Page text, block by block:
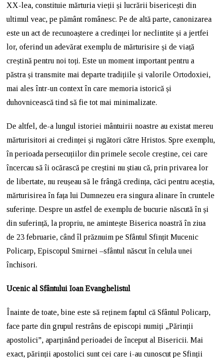
XX-lea, constituie mărturia vieții și lucrării bisericești din
ultimul veac, pe pământ românesc. Pe de altă parte, canonizarea
este un act de recunoaștere a credinței lor neclintite și a jertfei
lor, oferind un adevărat exemplu de mărturisire și de viață
creștină pentru noi toți. Este un moment important pentru a
păstra și transmite mai departe tradițiile și valorile Ortodoxiei,
mai ales într-un context în care memoria istorică și
duhovnicească tind să fie tot mai minimalizate.
De altfel, de-a lungul istoriei mântuirii noastre au existat mereu
mărturisitori ai credinței și rugători către Hristos. Spre exemplu,
în perioada persecuțiilor din primele secole creștine, cei care
încercau să îi ocărască pe creștini nu știau că, prin privarea lor
de libertate, nu reușeau să le frângă credința, căci pentru aceștia,
mărturisirea în fața lui Dumnezeu era singura alinare în cruntele
suferințe. Despre un astfel de exemplu de bucurie născută în și
din suferință, la propriu, ne amintește Biserica noastră în ziua
de 23 februarie, când îl prăznuim pe Sfântul Sfințit Mucenic
Policarp, Episcopul Smirnei –sfântul născut în celula unei
închisori.
Ucenic al Sfântului Ioan Evanghelistul
Înainte de toate, bine este să reținem faptul că Sfântul Policarp,
face parte din grupul restrâns de episcopi numiți „Părinții
apostolici”, aparținând perioadei de început al Bisericii. Mai
exact, părinții apostolici sunt cei care i-au cunoscut pe Sfinții